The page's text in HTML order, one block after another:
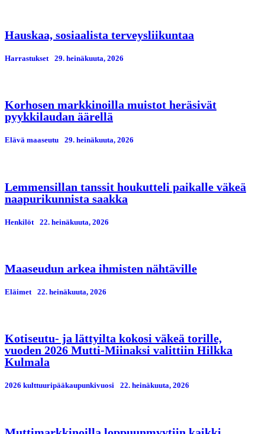
Hauskaa, sosiaalista terveysliikuntaa
Harrastukset 29. heinäkuuta, 2026
Korhosen markkinoilla muistot heräsivät
pyykkilaudan äärellä
Elävä maaseutu 29. heinäkuuta, 2026
Lemmensillan tanssit houkutteli paikalle väkeä
naapurikunnista saakka
Henkilöt 22. heinäkuuta, 2026
Maaseudun arkea ihmisten nähtäville
Eläimet 22. heinäkuuta, 2026
Kotiseutu- ja lättyilta kokosi väkeä torille,
vuoden 2026 Mutti-Miinaksi valittiin Hilkka
Kulmala
2026 kulttuuripääkaupunkivuosi 22. heinäkuuta, 2026